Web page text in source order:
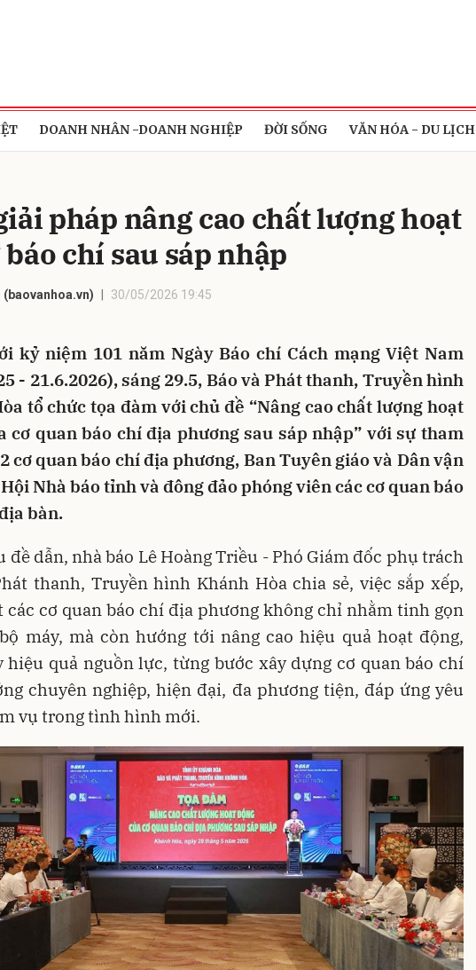
DOANH NHÂN -DOANH NGHIỆP ĐỜI SỐNG VĂN HÓA - DU LỊCH
pháp nâng cao chất lượng hoạt
chí sau sáp nhập
(baovanhoa.vn) 30/05/2026 19:45
kỷ niệm 101 năm Ngày Báo chí Cách mạng Việt Nam
- 21.6.2026), sáng 29.5, Báo và Phát thanh, Truyền hình
tổ chức tọa đàm với chủ đề “Nâng cao chất lượng hoạt
cơ quan báo chí địa phương sau sáp nhập” với sự tham
cơ quan báo chí địa phương, Ban Tuyên giáo và Dân vận
Nhà báo tỉnh và đông đảo phóng viên các cơ quan báo
bàn.
đề dẫn, nhà báo Lê Hoàng Triều - Phó Giám đốc phụ trách
thanh, Truyền hình Khánh Hòa chia sẻ, việc sắp xếp,
các cơ quan báo chí địa phương không chỉ nhằm tinh gọn
máy, mà còn hướng tới nâng cao hiệu quả hoạt động,
hiệu quả nguồn lực, từng bước xây dựng cơ quan báo chí
chuyên nghiệp, hiện đại, đa phương tiện, đáp ứng yêu
vụ trong tình hình mới.